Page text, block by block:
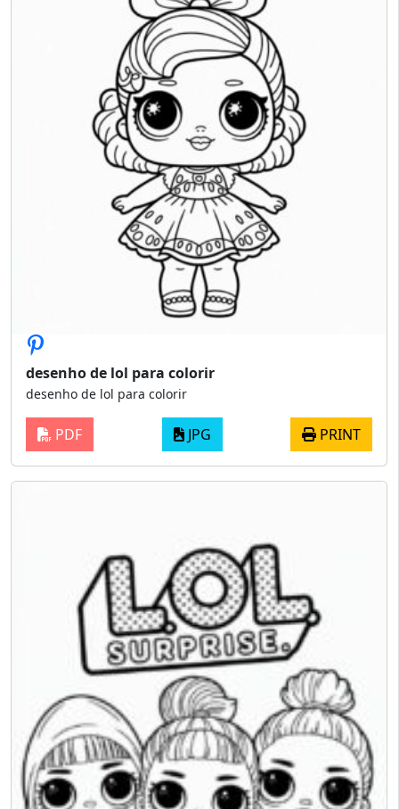
desenho de lol para colorir
desenho de lol para colorir
PDF JPG PRINT